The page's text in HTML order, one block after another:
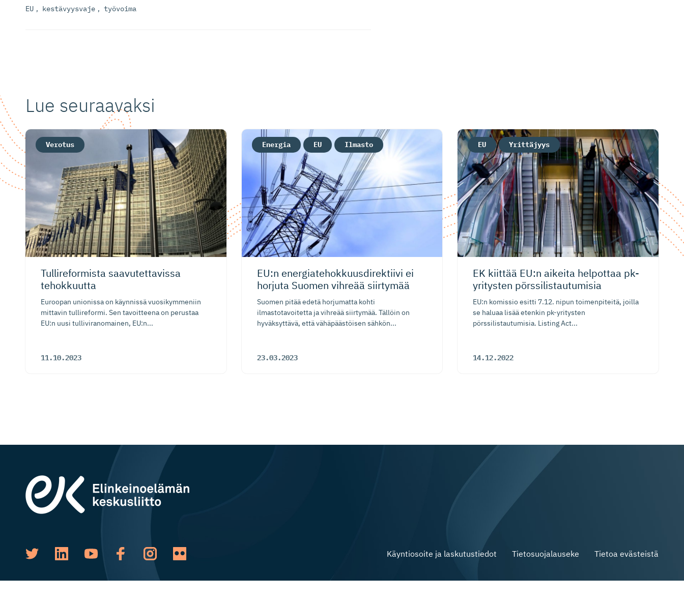
EU , kestävyysvaje , työvoima
Lue seuraavaksi
Tullireformista saavutettavissa
tehokkuutta
Euroopan unionissa on käynnissä vuosikymmeniin
mittavin tullireformi. Sen tavoitteena on perustaa
EU:n uusi tulliviranomainen, EU:n...
11.10.2023
Verotus
EU:n energiate­hok­kuus­di­rektiivi ei
horjuta Suomen vihreää siirtymää
Suomen pitää edetä horjumatta kohti
ilmastotavoitetta ja vihreää siirtymää. Tällöin on
hyväksyttävä, että vähäpäästöisen sähkön...
23.03.2023
Energia EU Ilmasto
EK kiittää EU:n aikeita helpottaa pk-
yritysten pörssilis­tau­tumisia
EU:n komissio esitti 7.12. nipun toimenpiteitä, joilla
se haluaa lisää etenkin pk-yritysten
pörssilistautumisia. Listing Act...
14.12.2022
EU Yrittäjyys
Käyntiosoite ja laskutustiedot Tietosuojalauseke Tietoa evästeistä